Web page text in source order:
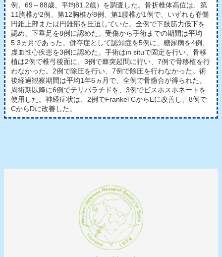
例、69～88歳、平均81.2歳）を調査した。骨折椎体高位は、第
11胸椎が2例、第12胸椎が8例、第1腰椎が1例で、いずれも脊髄
円錐上部または円錐部を圧迫していた。全例で下肢筋力低下を
認め、下垂足を8例に認めた。受傷から手術までの期間は平均
5.3ヵ月であった。併存症として認知症を5例に、糖尿病を4例、
虚血性心疾患を3例に認めた。手術はin situで固定を行い、骨移
植は2例で椎弓後面に、3例で棘突起間に行い、7例で骨移植を行
わなかった。2例で除圧を行い、7例で除圧を行わなかった。術
後経過観察期間は平均1年6ヵ月で、全例で骨癒合が得られた。
周術期以降に6例でテリパラチドを、3例でビスホスホネートを
使用した。神経症状は、2例でFrankel CからEに改善し、8例で
CからDに改善した。